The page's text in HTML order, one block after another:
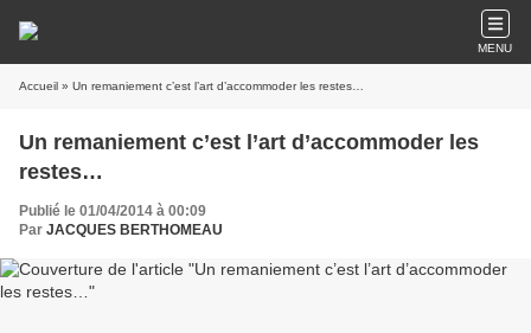
MENU
Accueil » Un remaniement c’est l’art d’accommoder les restes…
Un remaniement c’est l’art d’accommoder les
restes…
Publié le 01/04/2014 à 00:09
Par JACQUES BERTHOMEAU